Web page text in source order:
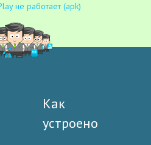
не работает (apk)
Как
устроено